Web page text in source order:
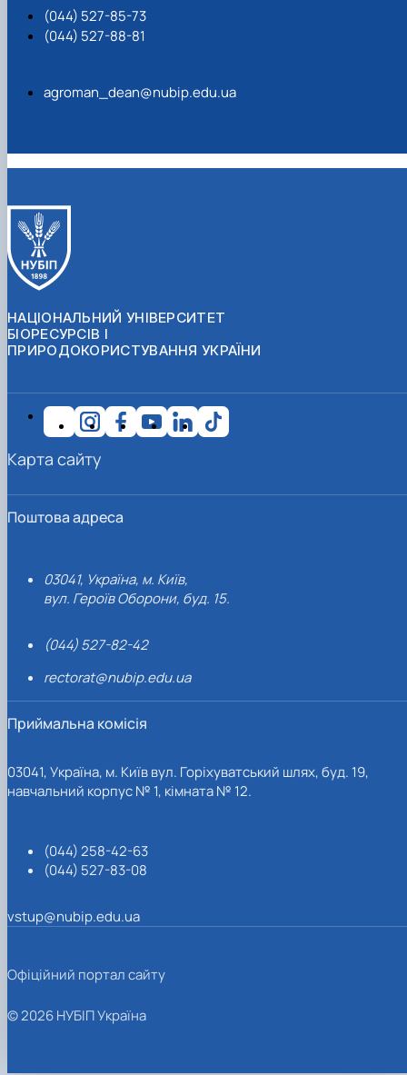
(044) 527-85-73
(044) 527-88-81
agroman_dean@nubip.edu.ua
НАЦІОНАЛЬНИЙ УНІВЕРСИТЕТ
БІОРЕСУРСІВ І
ПРИРОДОКОРИСТУВАННЯ УКРАЇНИ
Поштова адреса
03041, Україна, м. Київ,
вул. Героїв Оборони, буд. 15.
(044) 527-82-42
rectorat@nubip.edu.ua
Приймальна комісія
03041, Україна, м. Київ вул. Горіхуватський шлях, буд. 19,
навчальний корпус № 1, кімната № 12.
(044) 258-42-63
(044) 527-83-08
vstup@nubip.edu.ua
Карта сайту
Офіційний портал сайту
© 2026 НУБІП Україна